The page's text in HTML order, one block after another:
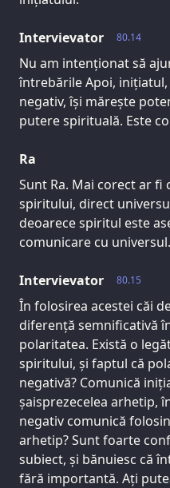
80.14
Intervievator
Nu am intenționat să
întrebările Apoi,
negativ, își mărește
putere spirituală. Este
Ra
Sunt Ra. Mai corect ar fi
spiritului, direct
deoarece spiritul este
comunicare cu universul.
80.15
Intervievator
În folosirea acestei căi
diferență semnificativă
polaritatea. Există o
spiritului, și faptul că
negativă? Comunică
șaisprezecelea arhetip,
negativ comunică
arhetip? Sunt foarte
subiect, și bănuiesc că
fără importantă. Ați